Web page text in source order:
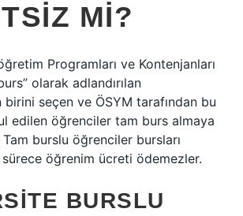
MI?
Programları ve Kontenjanları
olarak adlandırılan
seçen ve ÖSYM tarafından bu
edilen öğrenciler tam burs almaya
Tam burslu öğrenciler bursları
öğrenim ücreti ödemezler.
BURSLU